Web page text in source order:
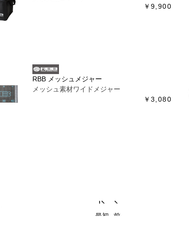
￥9,900
RBB メッシュメジャー
メッシュ素材ワイドメジャー
￥3,080
最初
前